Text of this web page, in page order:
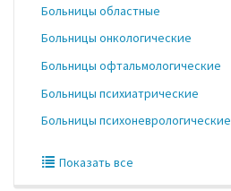
Больницы областные
Больницы онкологические
Больницы офтальмологические
Больницы психиатрические
Больницы психоневрологические
Показать все